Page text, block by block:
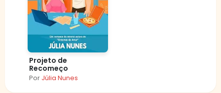
Projeto de
Recomeço
Por Júlia Nunes